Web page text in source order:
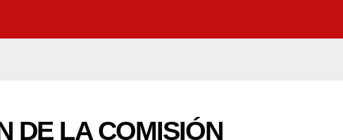
DE LA COMISIÓN